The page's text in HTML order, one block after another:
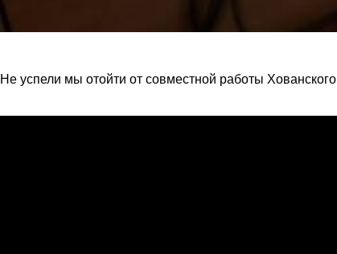
Не успели мы отойти от совместной работы Хованского